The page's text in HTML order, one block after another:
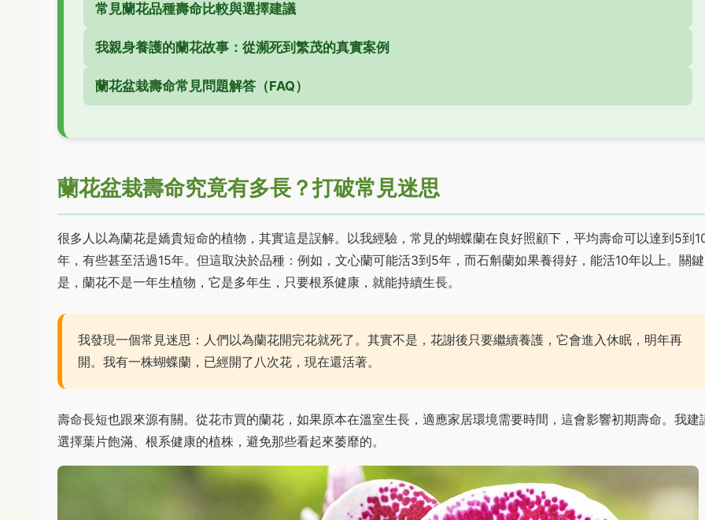
常見蘭花品種壽命比較與選擇建議
我親身養護的蘭花故事：從瀕死到繁茂的真實案例
蘭花盆栽壽命常見問題解答（FAQ）
蘭花盆栽壽命究竟有多長？打破常見迷思
很多人以為蘭花是嬌貴短命的植物，其實這是誤解。以我經驗，常見的蝴蝶蘭在良好照顧下，平均壽命可以達到5到
年，有些甚至活過15年。但這取決於品種：例如，文心蘭可能活3到5年，而石斛蘭如果養得好，能活10年以上。關鍵
是，蘭花不是一年生植物，它是多年生，只要根系健康，就能持續生長。
我發現一個常見迷思：人們以為蘭花開完花就死了。其實不是，花謝後只要繼續養護，它會進入休眠，明年再
開。我有一株蝴蝶蘭，已經開了八次花，現在還活著。
壽命長短也跟來源有關。從花市買的蘭花，如果原本在溫室生長，適應家居環境需要時間，這會影響初期壽命。我建
選擇葉片飽滿、根系健康的植株，避免那些看起來萎靡的。